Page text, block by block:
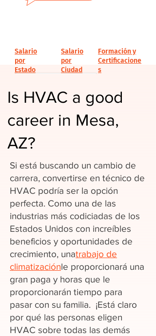
Is HVAC a good
career in Mesa,
AZ?
Si está buscando un cambio de
carrera, convertirse en técnico de
HVAC podría ser la opción
perfecta. Como una de las
industrias más codiciadas de los
Estados Unidos con increíbles
beneficios y oportunidades de
crecimiento, unatrabajo de
climatizaciónle proporcionará una
gran paga y horas que le
proporcionarán tiempo para
pasar con su familia. ¡Está claro
por qué las personas eligen
HVAC sobre todas las demás
Salario
por
Estado
Salario
por
Ciudad
Formación y
Certificacione
s